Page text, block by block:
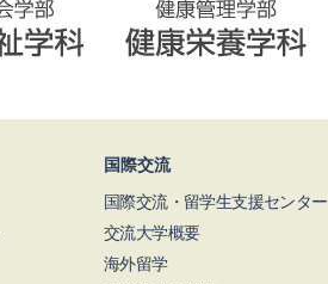
国際交流
国際交流・留学生支援センター
交流大学概要
海外留学